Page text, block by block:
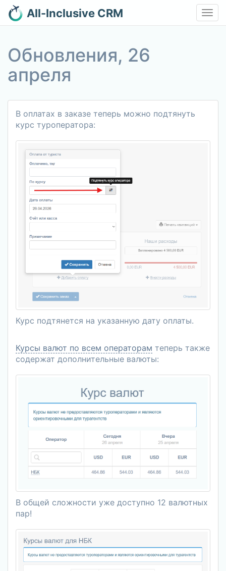
All-Inclusive CRM
Обновления, 26
апреля
В оплатах в заказе теперь можно подтянуть
курс туроператора:
Курс подтянется на указанную дату оплаты.
Курсы валют по всем операторам теперь также
содержат дополнительные валюты:
В общей сложности уже доступно 12 валютных
пар!